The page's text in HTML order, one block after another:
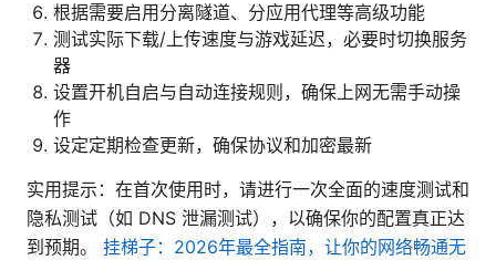
根据需要启用分离隧道、分应用代理等高级功能
测试实际下载/上传速度与游戏延迟，必要时切换服务
器
设置开机自启与自动连接规则，确保上网无需手动操
作
设定定期检查更新，确保协议和加密最新
实用提示：在首次使用时，请进行一次全面的速度测试和
隐私测试（如 DNS 泄漏测试），以确保你的配置真正达
到预期。 挂梯子：2026年最全指南，让你的网络畅通无